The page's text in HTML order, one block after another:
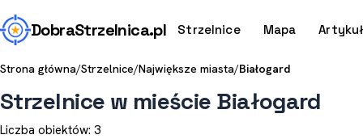
DobraStrzelnica.pl Strzelnice Mapa
Strona główna/Strzelnice/Największe miasta/Białogard
Strzelnice w mieście Białogard
Liczba obiektów: 3